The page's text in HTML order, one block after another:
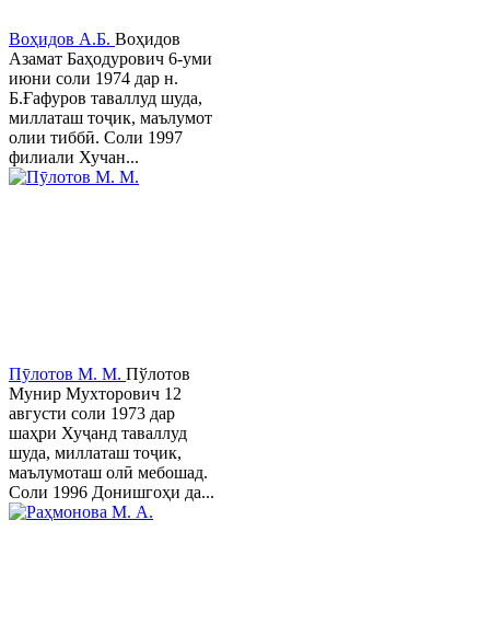
Воҳидов А.Б. Воҳидов
Азамат Баҳодурович 6-уми
июни соли 1974 дар н.
Б.Ғафуров таваллуд шуда,
миллаташ тоҷик, маълумот
олии тиббӣ. Соли 1997
филиали Хучан...
Пӯлотов М. М. Пўлотов
Мунир Мухторович 12
августи соли 1973 дар
шаҳри Хуҷанд таваллуд
шуда, миллаташ тоҷик,
маълумоташ олӣ мебошад.
Соли 1996 Донишгоҳи да...